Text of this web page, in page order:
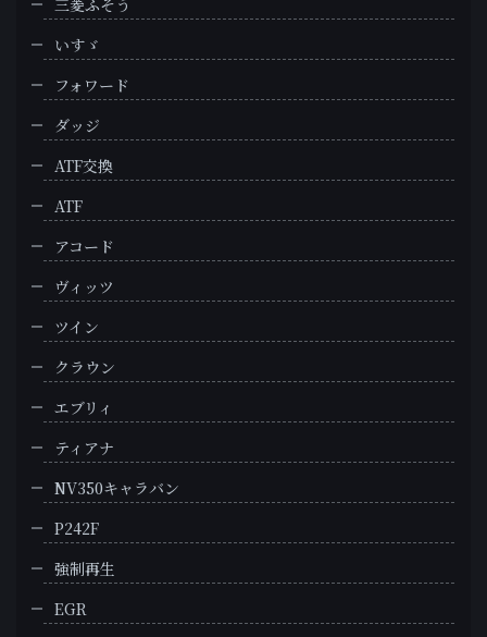
三菱ふそう
いすゞ
フォワード
ダッジ
ATF交換
ATF
アコード
ヴィッツ
ツイン
クラウン
エブリィ
ティアナ
NV350キャラバン
P242F
強制再生
EGR